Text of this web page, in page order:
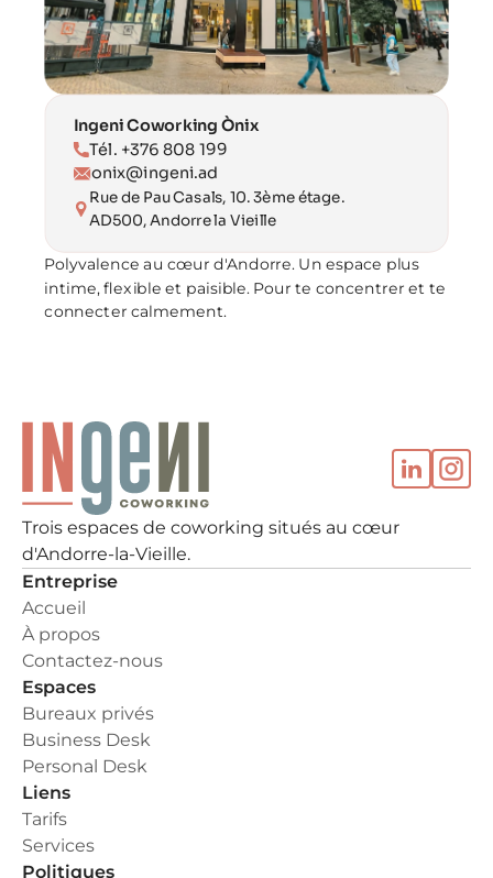
Ingeni Coworking Ònix
Tél. +376 808 199
onix@ingeni.ad
Rue de Pau Casals, 10. 3ème étage.
AD500, Andorre la Vieille
Polyvalence au cœur d'Andorre. Un espace plus
intime, flexible et paisible. Pour te concentrer et te
connecter calmement.
Trois espaces de coworking situés au cœur
d'Andorre-la-Vieille.
Entreprise
Accueil
À propos
Contactez-nous
Espaces
Bureaux privés
Business Desk
Personal Desk
Liens
Tarifs
Services
Politiques